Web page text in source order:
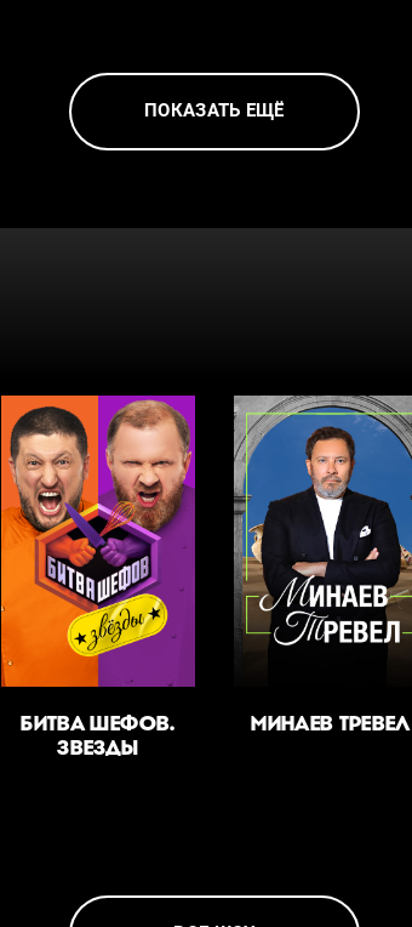
ПОКАЗАТЬ ЕЩЁ
БИТВА ШЕФОВ.
ЗВЕЗДЫ
МИНАЕВ ТРЕВЕЛ